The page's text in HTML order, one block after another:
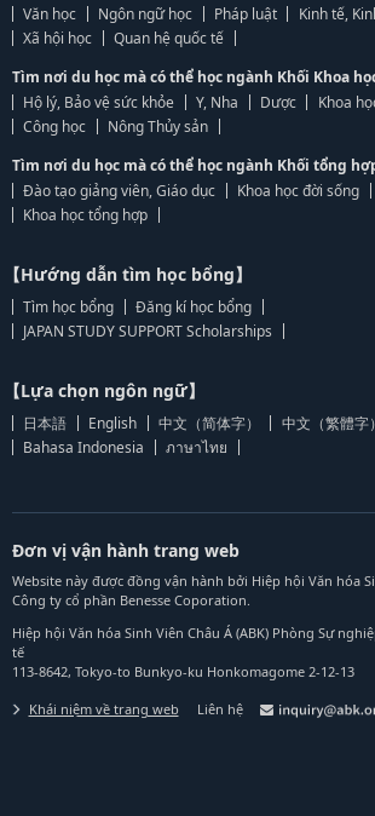
Văn học
Ngôn ngữ học Pháp luật
Kinh tế,
Xã hội học
Quan hệ quốc tế
Tìm nơi du học mà có thể học ngành Khối Khoa
Hộ lý, Bảo vệ sức khỏe
Y, Nha Dược
Khoa
Công học
Nông Thủy sản
Tìm nơi du học mà có thể học ngành Khối tổng
Đào tạo giảng viên, Giáo dục
Khoa học đời sống
Khoa học tổng hợp
【Hướng dẫn tìm học bổng】
Tìm học bổng
Đăng kí học bổng
JAPAN STUDY SUPPORT Scholarships
【Lựa chọn ngôn ngữ】
日本語 English 中文（简体字） 中文（繁體字）
Bahasa Indonesia
ภาษาไทย
Đơn vị vận hành trang web
Website này được đồng vận hành bởi Hiệp hội Văn hóa
Công ty cổ phần Benesse Coporation.
Hiệp hội Văn hóa Sinh Viên Châu Á (ABK) Phòng Sự
tế
113-8642, Tokyo-to Bunkyo-ku Honkomagome 2-12-13
Khái niệm về trang web Liên hệ